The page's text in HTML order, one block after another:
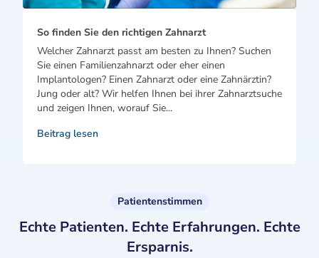
So finden Sie den richtigen Zahnarzt
Welcher Zahnarzt passt am besten zu Ihnen? Suchen
Sie einen Familienzahnarzt oder eher einen
Implantologen? Einen Zahnarzt oder eine Zahnärztin?
Jung oder alt? Wir helfen Ihnen bei ihrer Zahnarztsuche
und zeigen Ihnen, worauf Sie...
Beitrag lesen
Patientenstimmen
Echte Patienten. Echte Erfahrungen. Echte
Ersparnis.